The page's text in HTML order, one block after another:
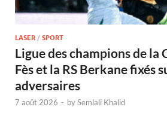
LASER / SPORT
Ligue des champions de la
Fès et la RS Berkane fixés
adversaires
7 août 2026 - bySemlali Khalid